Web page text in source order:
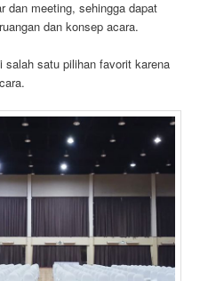
dan meeting, sehingga dapat
dan konsep acara.
salah satu pilihan favorit karena